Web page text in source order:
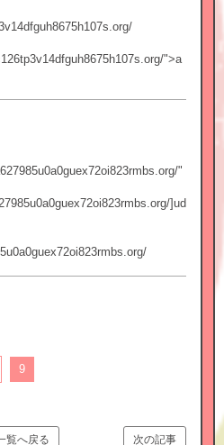
">a
"
]ud
9
次の記事
覧へ戻る